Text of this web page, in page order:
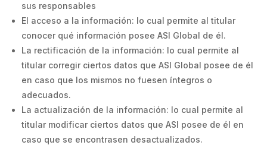
sus responsables
El acceso a la información: lo cual permite al titular
conocer qué información posee ASI Global de él.
La rectificación de la información: lo cual permite al
titular corregir ciertos datos que ASI Global posee de él
en caso que los mismos no fuesen íntegros o
adecuados.
La actualización de la información: lo cual permite al
titular modificar ciertos datos que ASI posee de él en
caso que se encontrasen desactualizados.